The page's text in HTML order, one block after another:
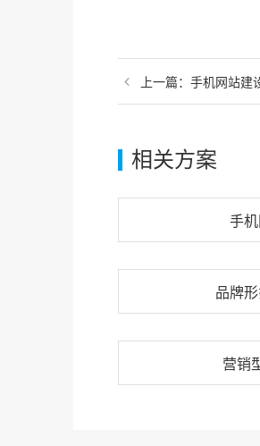
上一篇： 手机网站建
相关方案
手
品牌
营销